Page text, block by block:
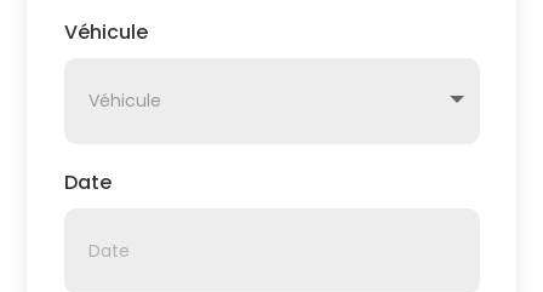
Véhicule
Date